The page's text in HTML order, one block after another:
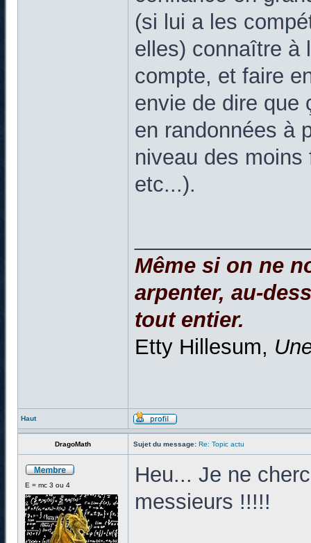
(si lui a les
elles) connaître à
compte, et faire
envie de dire que
en randonnées à
niveau des
etc...).
Même si on ne
arpenter, au-
tout entier.
Etty Hillesum,
Haut
DragoMath Sujet du message: Re: Topic actu
E = mc 3 ou 4
Heu... Je ne
messieurs !!!!!